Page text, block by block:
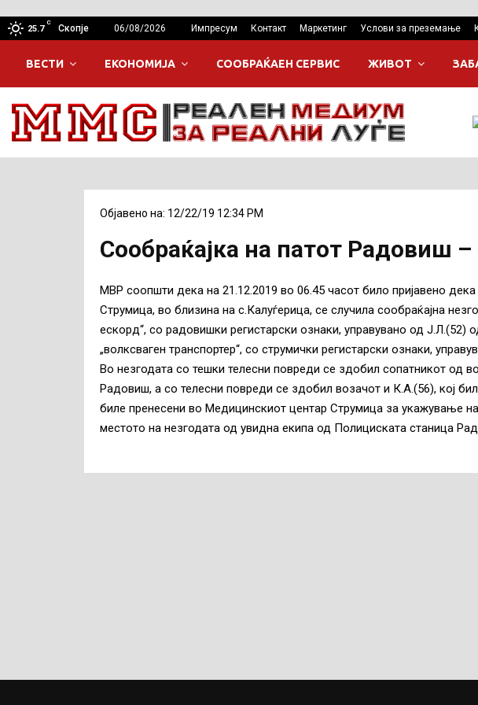
25.7
C
Скопје 06/08/2026 Импресум Контакт Маркетинг Услови за преземање
ВЕСТИ ЕКОНОМИЈА СООБРАЌАЕН СЕРВИС ЖИВОТ
Објавено на: 12/22/19 12:34 PM
Сообраќајка на патот Радовиш
МВР соопшти дека на 21.12.2019 во 06.45 часот било пријавено
Струмица, во близина на с.Калуѓерица, се случила сообраќајна
ескорд“, со радовишки регистарски ознаки, управувано од Ј.Л.(52)
„волксваген транспортер“, со струмички регистарски ознаки,
Во незгодата со тешки телесни повреди се здобил сопатникот од
Радовиш, а со телесни повреди се здобил возачот и К.А.(56), кој
биле пренесени во Медицинскиот центар Струмица за укажување
местото на незгодата од увидна екипа од Полициската станица